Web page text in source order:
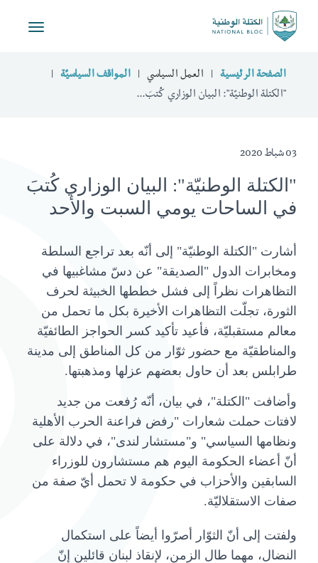
Toggle
الصفحة الرئيسية العمل السياسي
المواقف السياسيّة
"الكتلة الوطنيّة": البيان الوزاري كُتبَ...
03 شباط 2020
"الكتلة الوطنيّة": البيان الوزاري كُتبَ
في الساحات يومي السبت والأحد
أشارت "الكتلة الوطنيّة" إلى أنّه بعد تراجع السلطة
ومخابرات الدول "الصديقة" عن دسّ مشاغبيها في
التظاهرات نظراً إلى فشل خططها الخبيثة لحرف
الثورة، تجلّت التظاهرات الأخيرة بكل ما تحمل من
معالم مستقبليّة، فأعيد تأكيد كسر الحواجز الطائفيّة
والمناطقيّة مع حضور ثوّار من كل المناطق إلى مدينة
طرابلس بعد أن حاول بعضهم عزلها ومذهبتها.
وأضافت "الكتلة"، في بيان، أنّه رُفعت من جديد
لافتات حملت شعارات "رفض فراعنة الحرب الأهلية
ونظامها السياسي" و"مستشار لندى"، في دلالة على
أنّ أعضاء الحكومة اليوم هم مستشارون للوزراء
السابقين والأحزاب في حكومة لا تحمل أيّ صفة من
صفات الاستقلاليّة.
ولفتت إلى أنّ الثوّار أصرّوا أيضاً على استكمال
النضال، مهما طال الزمن، لإنقاذ لبنان قائلين إنّ